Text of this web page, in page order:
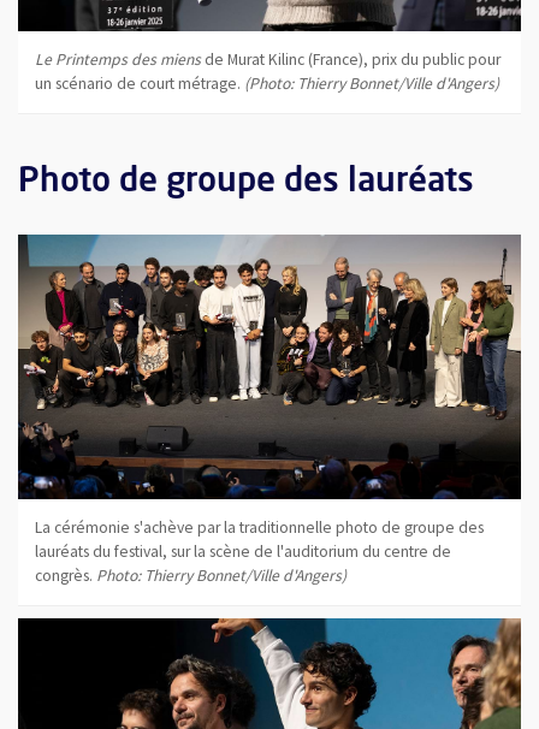
Le Printemps des miensde Murat Kilinc (France), prix du public pour
un scénario de court métrage. (Photo: Thierry Bonnet/Ville d'Angers)
Photo de groupe des lauréats
La cérémonie s'achève par la traditionnelle photo de groupe des
lauréats du festival, sur la scène de l'auditorium du centre de
congrès. Photo: Thierry Bonnet/Ville d'Angers)